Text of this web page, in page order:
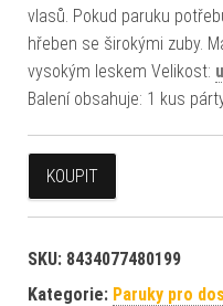
vlasů. Pokud paruku
hřeben se širokými zuby.
vysokým leskem Velikost:
Balení obsahuje: 1 kus
KOUPIT
SKU: 8434077480199
Kategorie: Paruky pro